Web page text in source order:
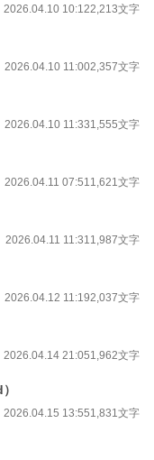
2026.04.10 10:122,213文字
2026.04.10 11:002,357文字
2026.04.10 11:331,555文字
2026.04.11 07:511,621文字
2026.04.11 11:311,987文字
2026.04.12 11:192,037文字
2026.04.14 21:051,962文字
2026.04.15 13:551,831文字